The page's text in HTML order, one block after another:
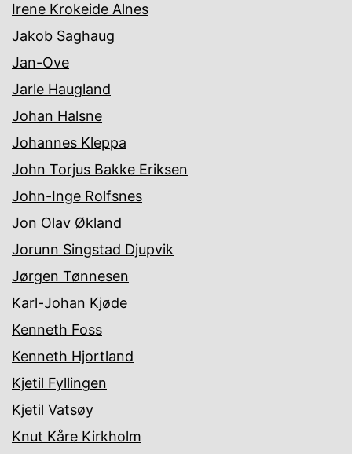
Irene Krokeide Alnes
Jakob Saghaug
Jan-Ove
Jarle Haugland
Johan Halsne
Johannes Kleppa
John Torjus Bakke Eriksen
John-Inge Rolfsnes
Jon Olav Økland
Jorunn Singstad Djupvik
Jørgen Tønnesen
Karl-Johan Kjøde
Kenneth Foss
Kenneth Hjortland
Kjetil Fyllingen
Kjetil Vatsøy
Knut Kåre Kirkholm